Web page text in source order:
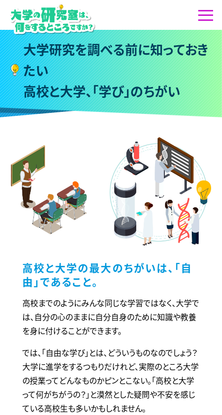
大学研究を調べる前に知っておき
たい
高校と大学、「学び」のちがい
高校と大学の最大のちがいは、「自
由」であること。
高校までのようにみんな同じな学習ではなく、大学で
は、自分の心のままに自分自身のために知識や教養
を身に付けることができます。
では、「自由な学び」とは、どういうものなのでしょう？
大学に進学をするつもりだけれど、実際のところ大学
の授業ってどんなものかピンとこない。「高校と大学
って何がちがうの？」と漠然とした疑問や不安を感じ
ている高校生も多いかもしれません。